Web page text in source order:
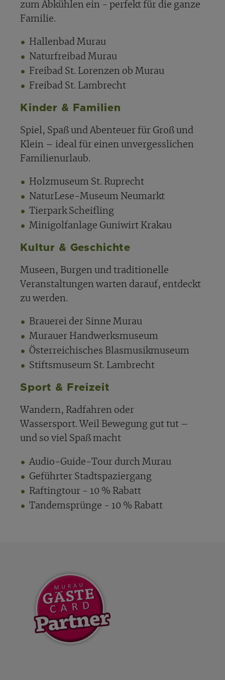
zum Abkühlen ein - perfekt für die ganze
Familie.
Hallenbad Murau
Naturfreibad Murau
Freibad St. Lorenzen ob Murau
Freibad St. Lambrecht
Kinder & Familien
Spiel, Spaß und Abenteuer für Groß und
Klein – ideal für einen unvergesslichen
Familienurlaub.
Holzmuseum St. Ruprecht
NaturLese-Museum Neumarkt
Tierpark Scheifling
Minigolfanlage Guniwirt Krakau
Kultur & Geschichte
Museen, Burgen und traditionelle
Veranstaltungen warten darauf, entdeckt
zu werden.
Brauerei der Sinne Murau
Murauer Handwerksmuseum
Österreichisches Blasmusikmuseum
Stiftsmuseum St. Lambrecht
Sport & Freizeit
Wandern, Radfahren oder
Wassersport. Weil Bewegung gut tut –
und so viel Spaß macht
Audio-Guide-Tour durch Murau
Geführter Stadtspaziergang
Raftingtour - 10 % Rabatt
Tandemsprünge - 10 % Rabatt